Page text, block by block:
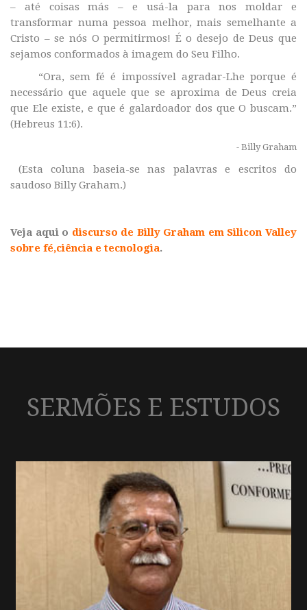
– até coisas más – e usá-la para nos moldar e
transformar numa pessoa melhor, mais semelhante a
Cristo – se nós O permitirmos! É o desejo de Deus que
sejamos conformados à imagem do Seu Filho.
“Ora, sem fé é impossível agradar-Lhe porque é
necessário que aquele que se aproxima de Deus creia
que Ele existe, e que é galardoador dos que O buscam.”
(Hebreus 11:6).
- Billy Graham
(Esta coluna baseia-se nas palavras e escritos do
saudoso Billy Graham.)
Veja aqui o discurso de Billy Graham em Silicon Valley
sobre fé,ciência e tecnologia.
SERMÕES E ESTUDOS